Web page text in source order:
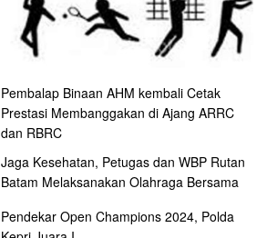
Pembalap Binaan AHM kembali Cetak
Prestasi Membanggakan di Ajang ARRC
dan RBRC
Jaga Kesehatan, Petugas dan WBP Rutan
Batam Melaksanakan Olahraga Bersama
Pendekar Open Champions 2024, Polda